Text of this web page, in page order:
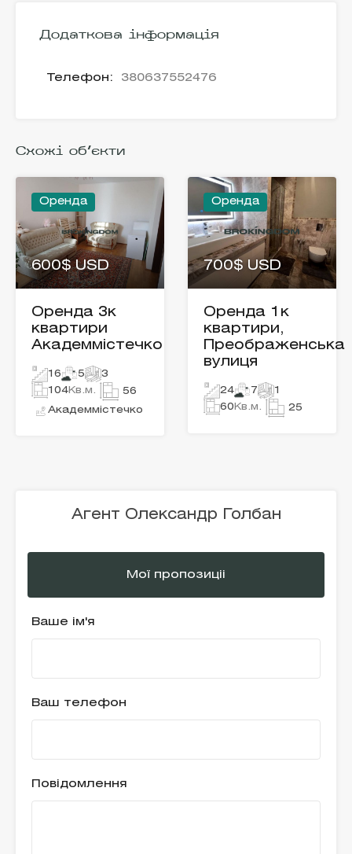
Додаткова інформація
Телефон: 380637552476
Схожі об'єкти
Оренда
600$ USD
Оренда 3к
квартири
Академмістечко
16 5
3
104Кв.м. 56
Академмістечко
Оренда
700$ USD
Оренда 1к
квартири,
Преображенська
вулиця
24 7
1
60 Кв.м. 25
Агент Олександр Голбан
Мої пропозиціі
Ваше ім'я
Ваш телефон
Повідомлення